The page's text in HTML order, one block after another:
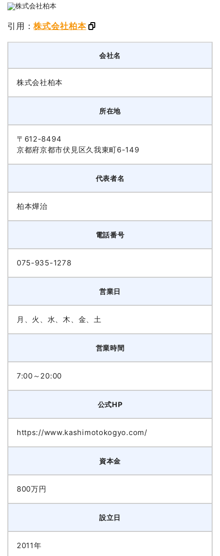
引用：株式会社柏本
会社名
株式会社柏本
所在地
〒612-8494
京都府京都市伏見区久我東町6-149
代表者名
柏本燁治
電話番号
075-935-1278
営業日
月、火、水、木、金、土
営業時間
7:00～20:00
公式HP
https://www.kashimotokogyo.com/
資本金
800万円
設立日
2011年